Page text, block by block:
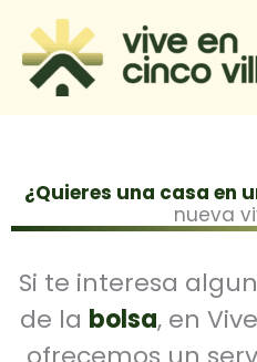
contenido
¿Quieres una casa en
nueva
Si te interesa
de la bolsa, en